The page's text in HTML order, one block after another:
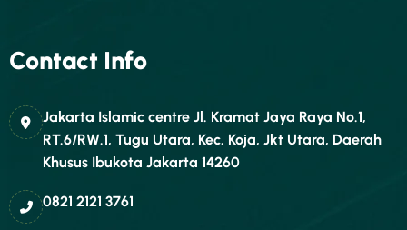
Contact Info
Jakarta Islamic centre Jl. Kramat Jaya Raya No.1,
RT.6/RW.1, Tugu Utara, Kec. Koja, Jkt Utara, Daerah
Khusus Ibukota Jakarta 14260
0821 2121 3761